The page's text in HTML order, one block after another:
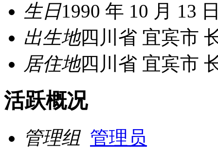
生日1990 年 10 月 13
出生地四川省 宜宾市
居住地四川省 宜宾市
活跃概况
管理组 管理员